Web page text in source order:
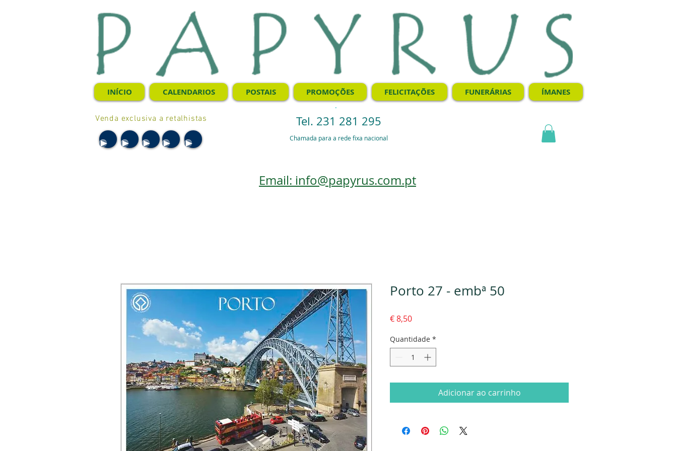
INÍCIO CALENDARIOS POSTAIS PROMOÇÕES FELICITAÇÕES FUNERÁRIAS ÍMANES
.
Venda exclusiva a retalhistas Tel. 231 281 295
Chamada para a rede fixa nacional
Email: info@papyrus.com.pt
Porto 27 - embª 50
€ 8,50Preço
Quantidade *
Adicionar ao carrinho